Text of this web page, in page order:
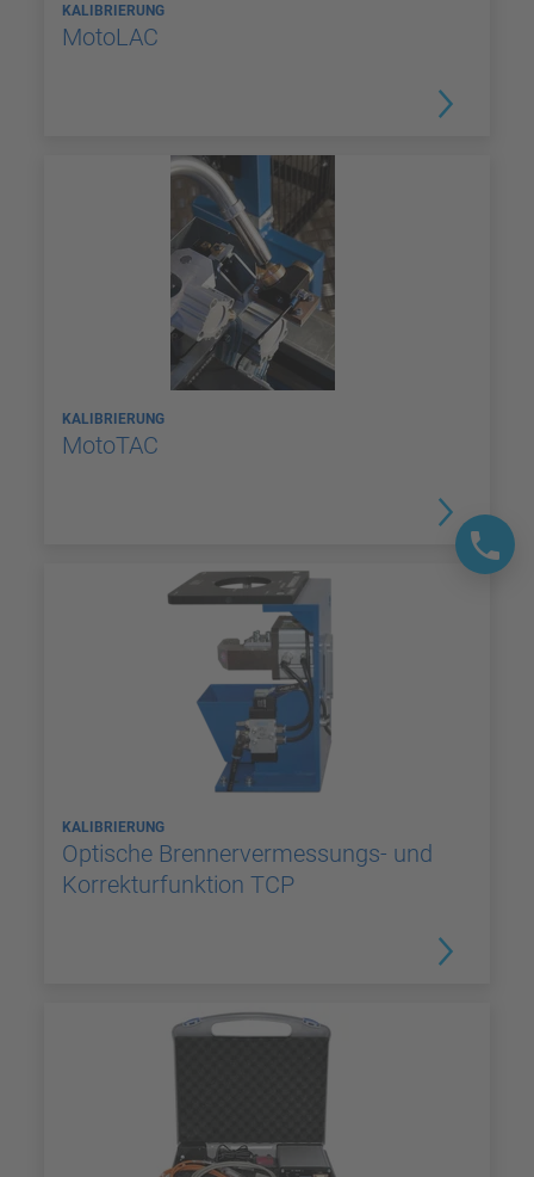
KALIBRIERUNG
MotoLAC
KALIBRIERUNG
MotoTAC
KALIBRIERUNG
Optische Brennervermessungs- und
Korrekturfunktion TCP